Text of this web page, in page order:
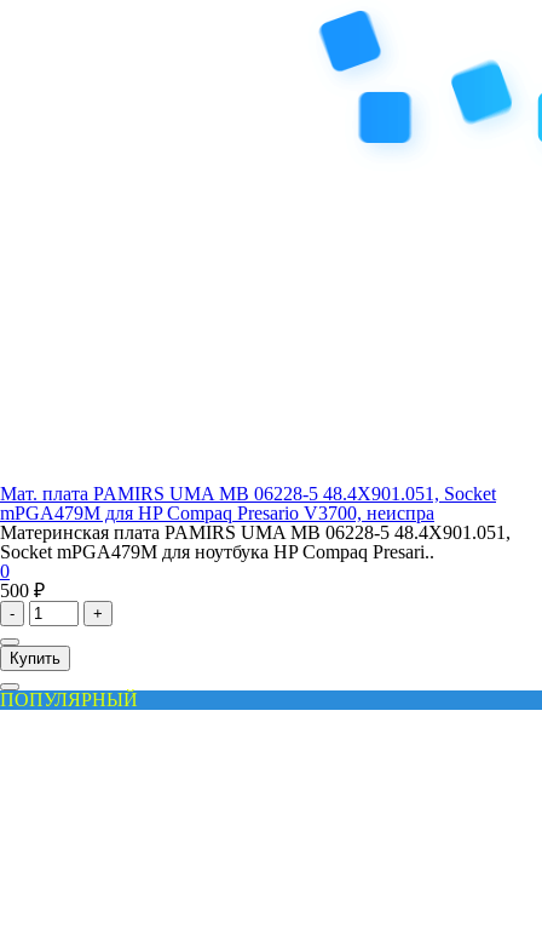
Мат. плата PAMIRS UMA MB 06228-5 48.4X901.051, Socket
mPGA479M для HP Compaq Presario V3700, неиспра
Материнская плата PAMIRS UMA MB 06228-5 48.4X901.051,
Socket mPGA479M для ноутбука HP Compaq Presari..
0
500 ₽
- +
Купить
ПОПУЛЯРНЫЙ